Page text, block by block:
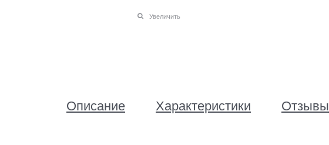
Увеличить
Описание Характеристики Отзывы